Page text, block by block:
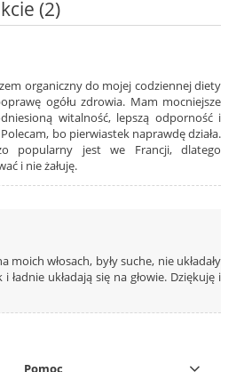
(2)
organiczny do mojej codziennej diety
ogółu zdrowia. Mam mocniejsze
witalność, lepszą odporność i
bo pierwiastek naprawdę działa.
popularny jest we Francji, dlatego
i nie żałuję.
moich włosach, były suche, nie układały
ładnie układają się na głowie. Dziękuję i
Pomoc